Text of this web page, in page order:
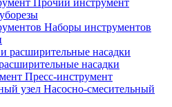
Прочий инструмент
Наборы инструментов
насадки
Пресс-инструмент
Насосно-смесительный